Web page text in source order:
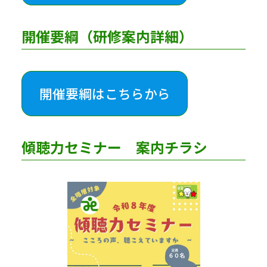
開催要綱（研修案内詳細）
開催要綱はこちらから
傾聴力セミナー 案内チラシ